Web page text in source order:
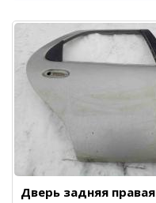
Дверь задняя правая